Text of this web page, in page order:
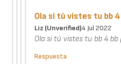
Ola si tú vistes tu bb 4
Liz (unverified)4 Jul 2022
Ola si tú vistes tu bb 4 bb
Respuesta